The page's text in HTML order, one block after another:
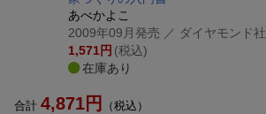
あべかよこ
2009年09月発売 ／ ダイヤモンド社
1,571 円 (税込)
在庫あり
合計 4,871円 （税込）